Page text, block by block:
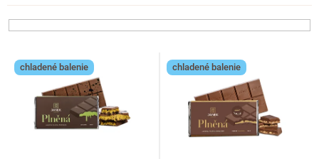
n
i
pV chladené balenie chladené balenie